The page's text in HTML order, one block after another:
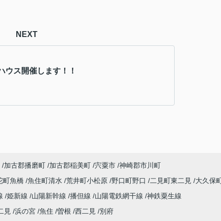
NEXT
ウス開催します！！
加古郡播磨町 加古郡稲美町 宍粟市 神崎郡市川町
町魚橋 魚住町清水 荒井町小松原 野口町野口 二見町東二見
大久保
姫新線 山陽新幹線 播但線 山陽電鉄網干線 神鉄粟生線
見 浜の宮 魚住 曽根 西二見 別府